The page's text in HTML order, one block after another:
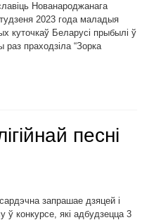
Нованароджанага
2023 года маладыя
куточкаў Беларусі прыбылі ў
праходзіла “Зорка
песні
запрашае дзяцей і
ў конкурсе, які адбудзецца 3